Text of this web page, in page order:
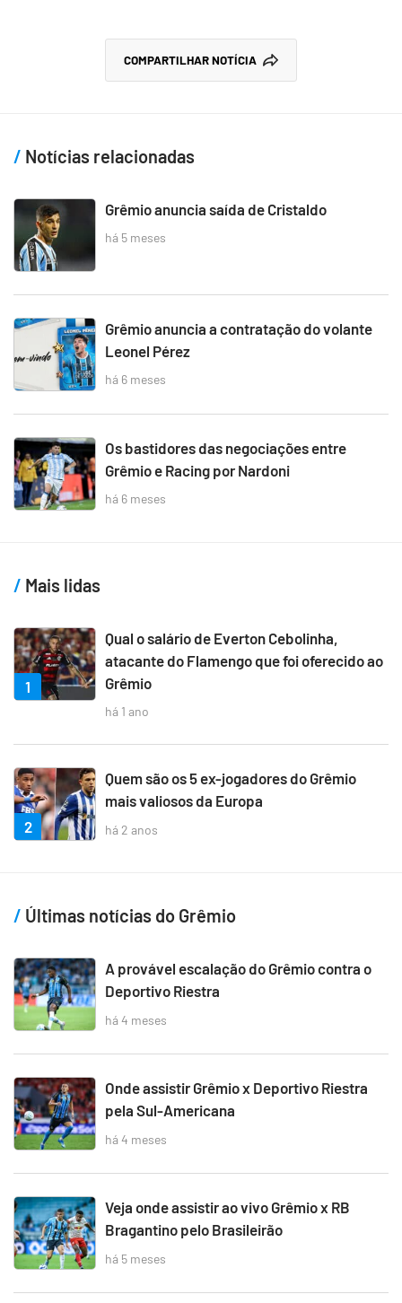
COMPARTILHAR NOTÍCIA
Notícias relacionadas
Grêmio anuncia saída de Cristaldo
há 5 meses
Grêmio anuncia a contratação do volante
Leonel Pérez
há 6 meses
Os bastidores das negociações entre
Grêmio e Racing por Nardoni
há 6 meses
Mais lidas
1
Qual o salário de Everton Cebolinha,
atacante do Flamengo que foi oferecido ao
Grêmio
há 1 ano
2
Quem são os 5 ex-jogadores do Grêmio
mais valiosos da Europa
há 2 anos
Últimas notícias do Grêmio
A provável escalação do Grêmio contra o
Deportivo Riestra
há 4 meses
Onde assistir Grêmio x Deportivo Riestra
pela Sul-Americana
há 4 meses
Veja onde assistir ao vivo Grêmio x RB
Bragantino pelo Brasileirão
há 5 meses